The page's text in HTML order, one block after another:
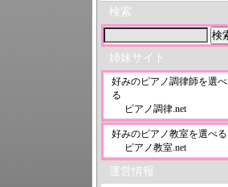
検索
姉妹サイト
好みのピアノ調律師を選べ
る
ピアノ調律.net
好みのピアノ教室を選べる
ピアノ教室.net
運営情報